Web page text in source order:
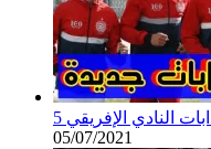
النادي الإفريقي
05/07/2021